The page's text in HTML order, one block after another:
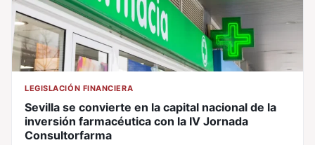
LEGISLACIÓN FINANCIERA
Sevilla se convierte en la capital nacional de la
inversión farmacéutica con la IV Jornada
Consultorfarma